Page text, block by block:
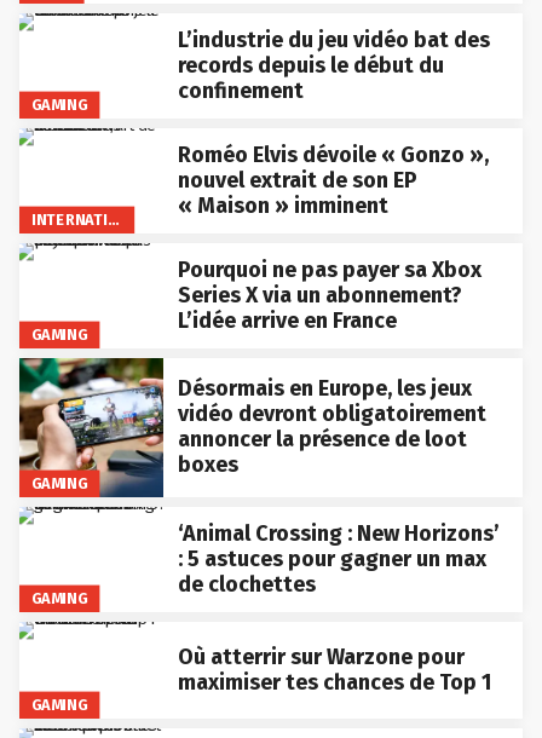
GAMING
L’industrie du jeu vidéo bat des
records depuis le début du
confinement
Roméo Elvis dévoile « Gonzo »,
nouvel extrait de son EP
« Maison » imminent
GAMING
Pourquoi ne pas payer sa Xbox
Series X via un abonnement?
L’idée arrive en France
GAMING
Désormais en Europe, les jeux
vidéo devront obligatoirement
annoncer la présence de loot
boxes
GAMING
‘Animal Crossing : New Horizons’
: 5 astuces pour gagner un max
de clochettes
GAMING
Où atterrir sur Warzone pour
maximiser tes chances de Top 1